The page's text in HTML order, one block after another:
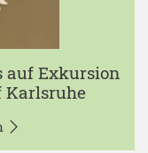
auf Exkursion
Karlsruhe